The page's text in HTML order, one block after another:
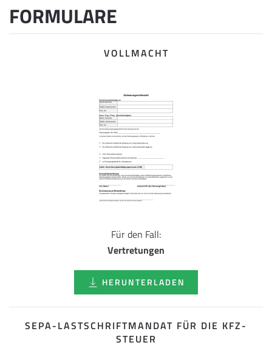
FORMULARE
VOLLMACHT
Für den Fall:
Vertretungen
HERUNTERLADEN
SEPA-LASTSCHRIFT­MANDAT FÜR DIE KFZ-
STEUER